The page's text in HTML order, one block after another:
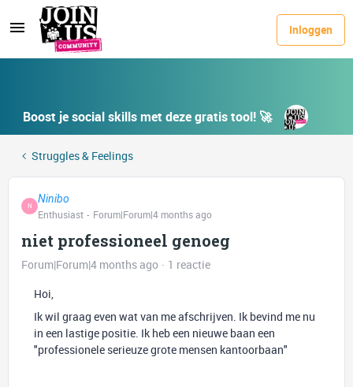
Inloggen
Boost je social skills met deze gratis tool! 🚀
Struggles & Feelings
N
Ninibo
Enthusiast
Forum|Forum|4 months ago
niet professioneel genoeg
Forum|Forum|4 months ago
1 reactie
Hoi,
Ik wil graag even wat van me afschrijven. Ik bevind me nu
in een lastige positie. Ik heb een nieuwe baan een
"professionele serieuze grote mensen kantoorbaan"